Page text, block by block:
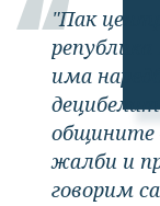
"Пак
има
общините
жалби и
говорим